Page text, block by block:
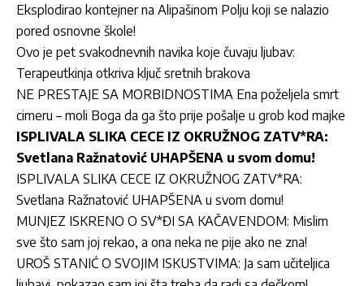
Eksplodirao kontejner na Alipašinom Polju koji se nalazio
pored osnovne škole!
Ovo je pet svakodnevnih navika koje čuvaju ljubav:
Terapeutkinja otkriva ključ sretnih brakova
NE PRESTAJE SA MORBIDNOSTIMA Ena poželjela smrt
cimeru – moli Boga da ga što prije pošalje u grob kod majke
ISPLIVALA SLIKA CECE IZ OKRUŽNOG ZATV*RA:
Svetlana Ražnatović UHAPŠENA u svom domu!
ISPLIVALA SLIKA CECE IZ OKRUŽNOG ZATV*RA:
Svetlana Ražnatović UHAPŠENA u svom domu!
MUNJEZ ISKRENO O SV*ĐI SA KAČAVENDOM: Mislim
sve što sam joj rekao, a ona neka ne pije ako ne zna!
UROŠ STANIĆ O SVOJIM ISKUSTVIMA: Ja sam učiteljica